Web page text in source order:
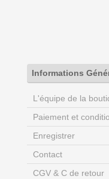
Informations
L'équipe de la
Paiement et
Enregistrer
Contact
CGV & C de retour